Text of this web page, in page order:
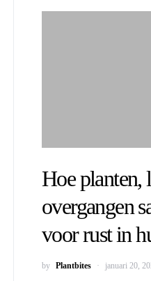
Hoe planten,
overgangen
voor rust in
by Plantbites januari 20,